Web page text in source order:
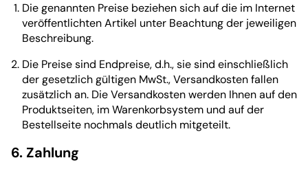
Die genannten Preise beziehen sich auf die im Internet
veröffentlichten Artikel unter Beachtung der jeweiligen
Beschreibung.
Die Preise sind Endpreise, d.h., sie sind einschließlich
der gesetzlich gültigen MwSt., Versandkosten fallen
zusätzlich an. Die Versandkosten werden Ihnen auf den
Produktseiten, im Warenkorbsystem und auf der
Bestellseite nochmals deutlich mitgeteilt.
6. Zahlung